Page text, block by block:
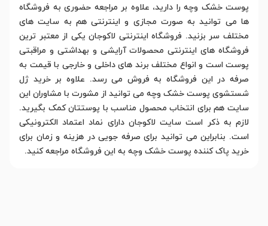
پوست خشک وچه را دارید، علاوه بر مراجعه حضوری به فروشگاه
ها می توانید به صورت مجازی و اینترنتی هم به سایت های
مختلف سر بزنید. فروشگاه اینترنتی لاکوجان یکی از معتبر ترین
فروشگاه های اینترنتی محصولات آرایشی و بهداشتی و مراقبتی
پوست است و انواع مختلف برند های داخلی و خارجی با قیمت به
صرفه در این فروشگاه به فروش می رسد. علاوه بر خرید ژل
شستشوی پوست خشک وچه می توانید از مشورت با مشاوران این
سایت هم برای انتخاب محصول مناسب با پوستتان کمک بگیرید.
لازم به ذکر است سایت لاکوجان دارای نماد اعتماد الکترونیکی
است. بنابراین می توانید برای صرفه جویی در هزینه و زمان برای
خرید پاک کننده پوست خشک وچه به این فروشگاه مراجعه کنید.